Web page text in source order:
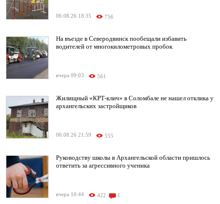
06.08.26 18:35 756
На въезде в Северодвинск пообещали избавить
водителей от многокилометровых пробок
вчера 09:03 561
Жилищный «КРТ-клич» в Соломбале не нашел отклика у
архангельских застройщиков
06.08.26 21:59 555
Руководству школы в Архангельской области пришлось
ответить за агрессивного ученика
вчера 10:44 422 1